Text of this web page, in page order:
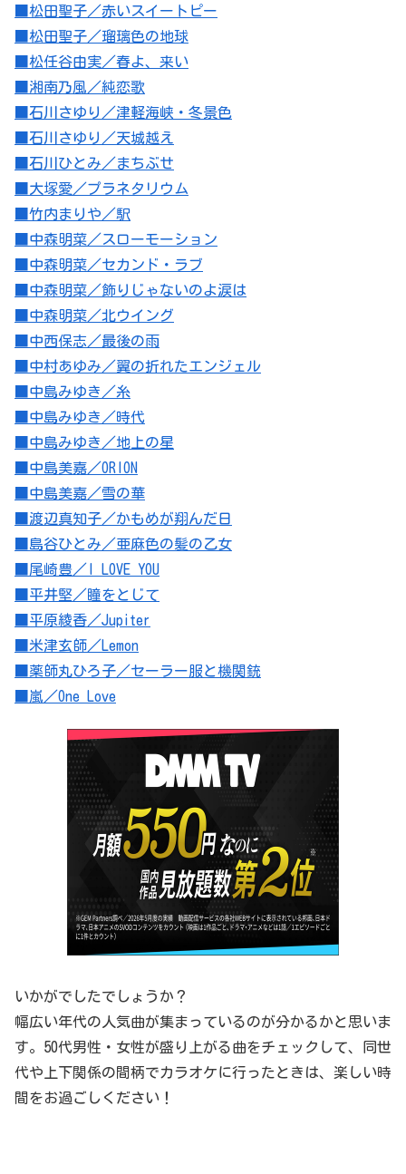
■松田聖子／赤いスイートピー
■松田聖子／瑠璃色の地球
■松任谷由実／春よ、来い
■湘南乃風／純恋歌
■石川さゆり／津軽海峡・冬景色
■石川さゆり／天城越え
■石川ひとみ／まちぶせ
■大塚愛／プラネタリウム
■竹内まりや／駅
■中森明菜／スローモーション
■中森明菜／セカンド・ラブ
■中森明菜／飾りじゃないのよ涙は
■中森明菜／北ウイング
■中西保志／最後の雨
■中村あゆみ／翼の折れたエンジェル
■中島みゆき／糸
■中島みゆき／時代
■中島みゆき／地上の星
■中島美嘉／ORION
■中島美嘉／雪の華
■渡辺真知子／かもめが翔んだ日
■島谷ひとみ／亜麻色の髪の乙女
■尾崎豊／I LOVE YOU
■平井堅／瞳をとじて
■平原綾香／Jupiter
■米津玄師／Lemon
■薬師丸ひろ子／セーラー服と機関銃
■嵐／One Love
いかがでしたでしょうか？
幅広い年代の人気曲が集まっているのが分かるかと思いま
す。50代男性・女性が盛り上がる曲をチェックして、同世
代や上下関係の間柄でカラオケに行ったときは、楽しい時
間をお過ごしください！